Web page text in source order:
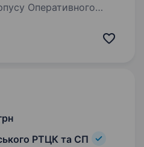
Оперативного
Команда шукає
РТЦК та СП